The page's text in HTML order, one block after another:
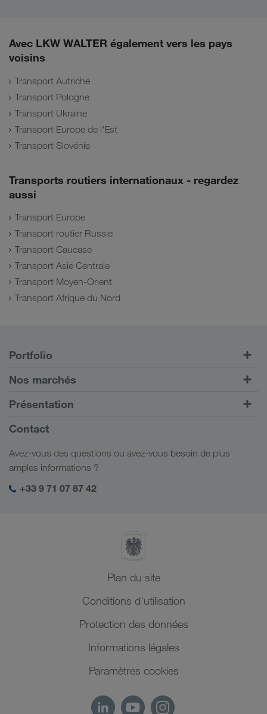
Avec LKW WALTER également vers les pays
voisins
Transport Autriche
Transport Pologne
Transport Ukraine
Transport Europe de l'Est
Transport Slovénie
Transports routiers internationaux - regardez
aussi
Transport Europe
Transport routier Russie
Transport Caucase
Transport Asie Centrale
Transport Moyen-Orient
Transport Afrique du Nord
Portfolio
Transports routiers
Portail client CONNECT
Solutions numériques
Solutions par branche
Mon espace de connexion LKW WALTER
Nos marchés
Europe
Caucase
Asie Centrale
Moyen-Orient
Afrique du Nord
Présentation
Informations générales
Responsabilité sociale
Contact
Avez-vous des questions ou avez-vous besoin de plus
amples informations ?
+33 9 71 07 87 42
Plan du site
Conditions d'utilisation
Protection des données
Informations légales
Paramètres cookies